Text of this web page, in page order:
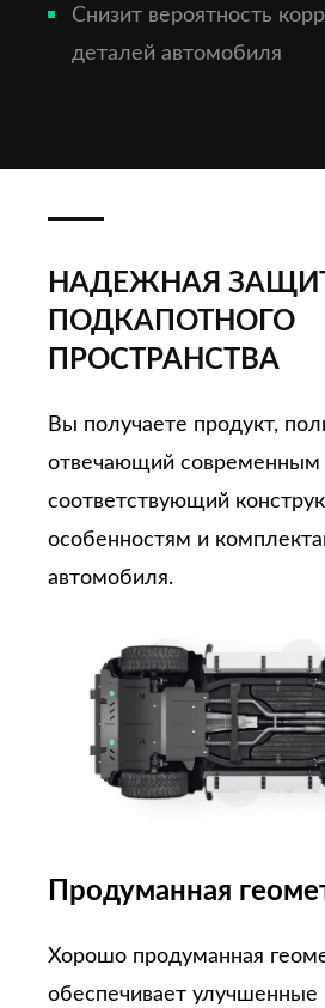
Снизит вероятность
деталей автомобиля
НАДЕЖНАЯ
ПОДКАПОТНОГО
ПРОСТРАНСТВА
Вы получаете продукт,
отвечающий современным
соответствующий
особенностям и
автомобиля.
Продуманная
Хорошо продуманная
обеспечивает улучшенные